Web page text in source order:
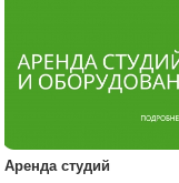
Аренда студий